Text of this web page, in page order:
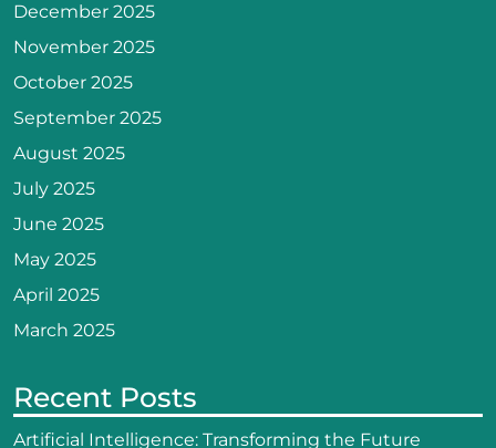
December 2025
November 2025
October 2025
September 2025
August 2025
July 2025
June 2025
May 2025
April 2025
March 2025
Recent Posts
Artificial Intelligence: Transforming the Future